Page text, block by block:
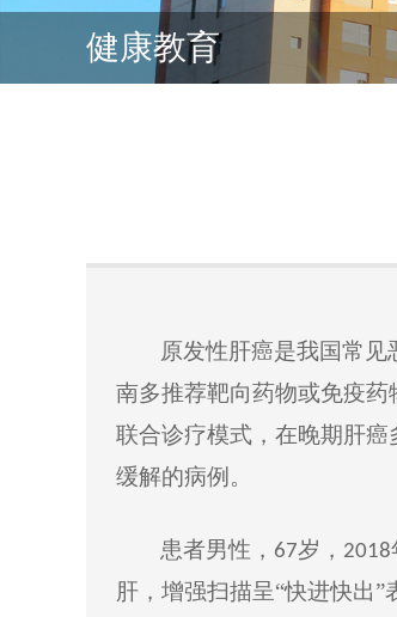
健康教育
原发性肝癌是我国常见
南多推荐靶向药物或免疫
联合诊疗模式，在晚期肝
缓解的病例。
患者男性， 67岁， 2018
肝，增强扫描呈“快进快出”